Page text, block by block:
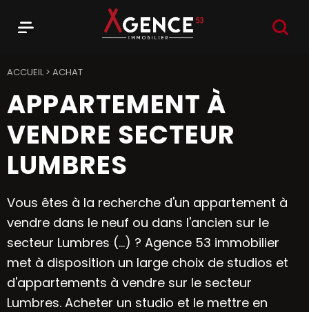
ACCUEIL> ACHAT
APPARTEMENT À
VENDRE SECTEUR
LUMBRES
Vous êtes à la recherche d'un appartement à
vendre dans le neuf ou dans l'ancien sur le
secteur Lumbres (...) ? Agence 53 immobilier
met à disposition un large choix de studios et
d'appartements à vendre sur le secteur
Lumbres. Acheter un studio et le mettre en